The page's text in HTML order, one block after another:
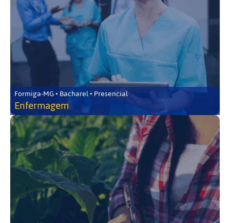
Formiga-MG • Bacharel • Presencial
Enfermagem